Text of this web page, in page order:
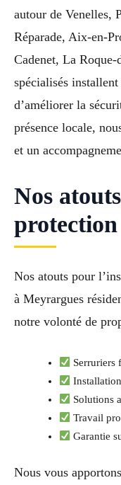
autour de Venelles,
Réparade, Aix-en-
Cadenet, La
spécialisés
d’améliorer la
présence locale,
et un
Nos
protection
Nos atouts pour
à Meyrargues
notre volonté de
Serruriers
Solutions
Travail
Garantie
Nous vous